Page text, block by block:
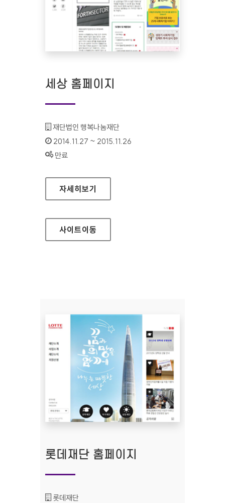
세상 홈페이지
기관명 :
재단법인 행복나눔재단
인증기간 :
2014.11.27 ~ 2015.11.26
상태 :
만료
세상 홈페이지
자세히보기
사이트이동
롯데재단 홈페이지
기관명 :
롯데재단